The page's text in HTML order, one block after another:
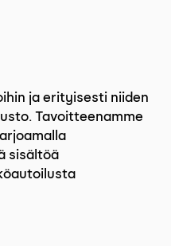
ja erityisesti niiden
Tavoitteenamme
sisältöä